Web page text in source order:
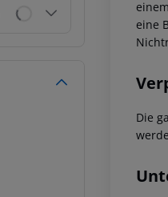
eine
Die